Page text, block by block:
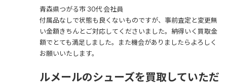
青森県つがる市 30代 会社員
付属品なしで状態も良くないものですが、事前査定と変更無
い金額きちんとご対応してくださいました。納得いく買取金
額でとても満足しました。また機会がありましたらよろしく
お願いいたします。
ルメールのシューズを買取していただ